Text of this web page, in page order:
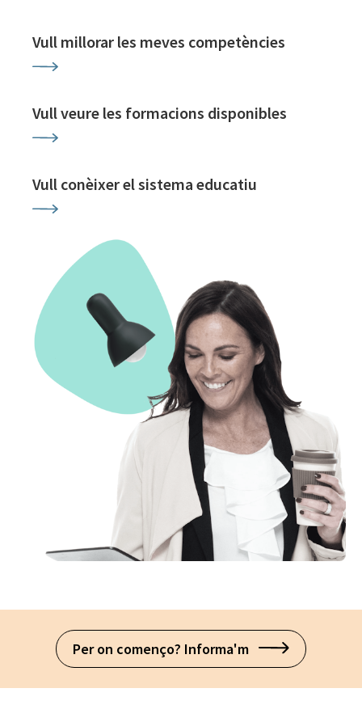
Vull millorar les meves competències
Vull veure les formacions disponibles
Vull conèixer el sistema educatiu
Per on començo? Informa'm